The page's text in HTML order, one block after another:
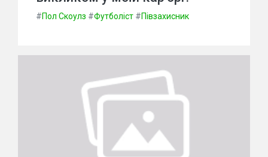
#Пол Скоулз #Футболіст #Півзахисник